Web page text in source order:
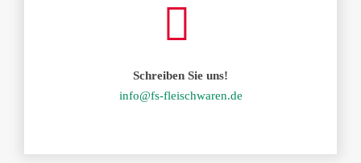
Schreiben Sie uns!
info@fs-fleischwaren.de